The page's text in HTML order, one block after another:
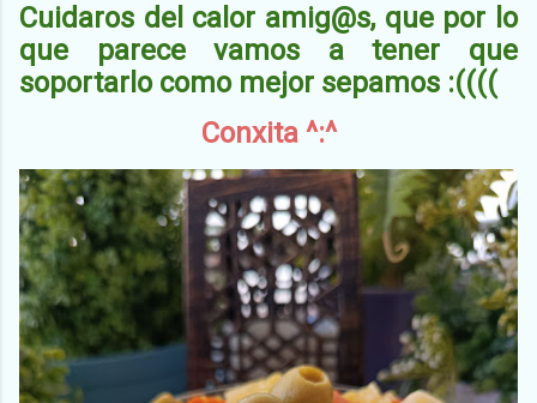
Cuidaros del calor amig@s, que por lo
que parece vamos a tener que
soportarlo como mejor sepamos :((((
Conxita ^:^